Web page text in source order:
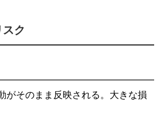
ク
がそのまま反映される。大きな損